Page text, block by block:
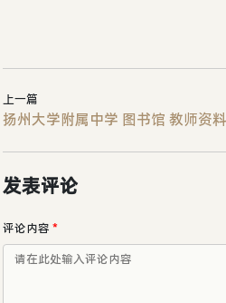
上一篇
扬州大学附属中学 图书馆 教师资
发表评论
评论内容 *